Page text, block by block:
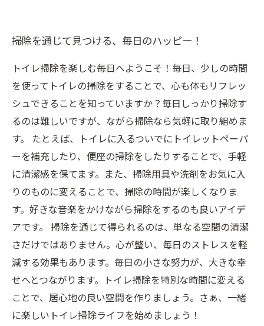
掃除を通じて見つける、毎日のハッピー！
トイレ掃除を楽しむ毎日へようこそ！毎日、少しの時間
を使ってトイレの掃除をすることで、心も体もリフレッ
シュできることを知っていますか？毎日しっかり掃除す
るのは難しいですが、ながら掃除なら気軽に取り組めま
す。 たとえば、トイレに入るついでにトイレットペーパ
ーを補充したり、便座の掃除をしたりすることで、手軽
に清潔感を保てます。また、掃除用具や洗剤をお気に入
りのものに変えることで、掃除の時間が楽しくなりま
す。好きな音楽をかけながら掃除をするのも良いアイデ
アです。 掃除を通じて得られるのは、単なる空間の清潔
さだけではありません。心が整い、毎日のストレスを軽
減する効果もあります。毎日の小さな努力が、大きな幸
せへとつながります。トイレ掃除を特別な時間に変える
ことで、居心地の良い空間を作りましょう。さぁ、一緒
に楽しいトイレ掃除ライフを始めましょう！